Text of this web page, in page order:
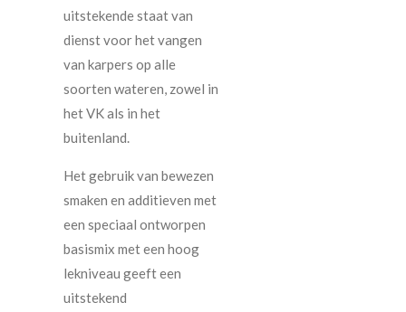
uitstekende staat van
dienst voor het vangen
van karpers op alle
soorten wateren, zowel in
het VK als in het
buitenland.
Het gebruik van bewezen
smaken en additieven met
een speciaal ontworpen
basismix met een hoog
lekniveau geeft een
uitstekend